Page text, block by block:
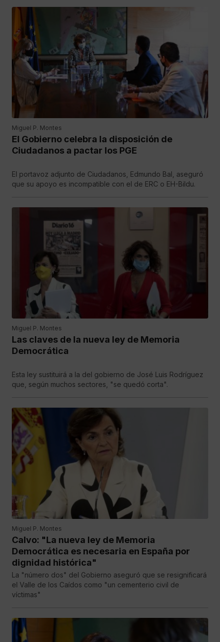
Miguel P. Montes
El Gobierno celebra la disposición de
Ciudadanos a pactar los PGE
El portavoz adjunto de Ciudadanos, Edmundo Bal, aseguró
que su apoyo es incompatible con el de ERC o EH-Bildu.
Miguel P. Montes
Las claves de la nueva ley de Memoria
Democrática
Esta ley sustituirá a la del gobierno de José Luis Rodríguez
que, según muchos sectores, "se quedó corta".
Miguel P. Montes
Calvo: "La nueva ley de Memoria
Democrática es necesaria en España por
dignidad histórica"
La "número dos" del Gobierno aseguró que se resignificará
el Valle de los Caídos como "un cementerio civil de
víctimas"